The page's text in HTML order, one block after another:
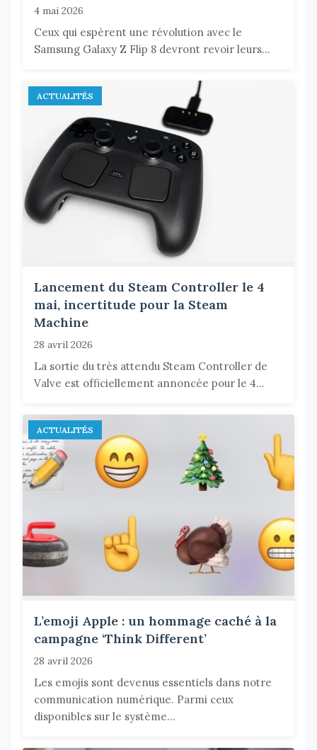
4 mai 2026
Ceux qui espèrent une révolution avec le
Samsung Galaxy Z Flip 8 devront revoir leurs...
ACTUALITÉS
Lancement du Steam Controller le 4
mai, incertitude pour la Steam
Machine
28 avril 2026
La sortie du très attendu Steam Controller de
Valve est officiellement annoncée pour le 4...
ACTUALITÉS
L’emoji Apple : un hommage caché à la
campagne ‘Think Different’
28 avril 2026
Les emojis sont devenus essentiels dans notre
communication numérique. Parmi ceux
disponibles sur le système...